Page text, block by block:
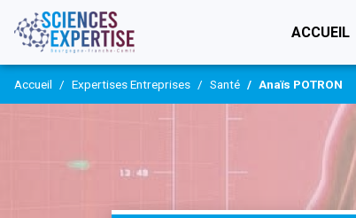
ACCUEIL
Accueil Expertises Entreprises Santé Anaïs POTRON